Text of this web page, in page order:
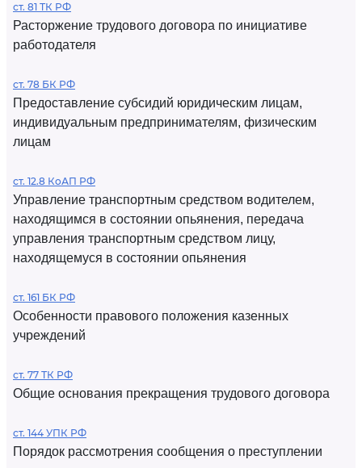
ст. 81 ТК РФ
Расторжение трудового договора по инициативе
работодателя
ст. 78 БК РФ
Предоставление субсидий юридическим лицам,
индивидуальным предпринимателям, физическим
лицам
ст. 12.8 КоАП РФ
Управление транспортным средством водителем,
находящимся в состоянии опьянения, передача
управления транспортным средством лицу,
находящемуся в состоянии опьянения
ст. 161 БК РФ
Особенности правового положения казенных
учреждений
ст. 77 ТК РФ
Общие основания прекращения трудового договора
ст. 144 УПК РФ
Порядок рассмотрения сообщения о преступлении